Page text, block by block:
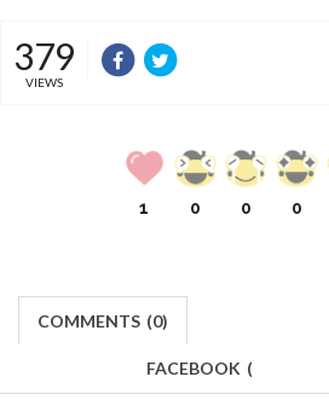
379
VIEWS
1 0 0 0
COMMENTS (0)
FACEBOOK (